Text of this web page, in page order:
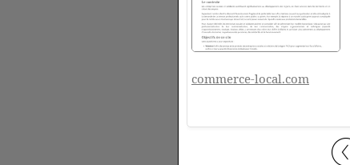
commerce-local.com